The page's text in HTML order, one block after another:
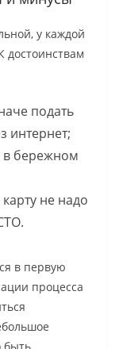
у каждой
достоинствам
подать
интернет;
в бережном
не надо
в первую
процесса